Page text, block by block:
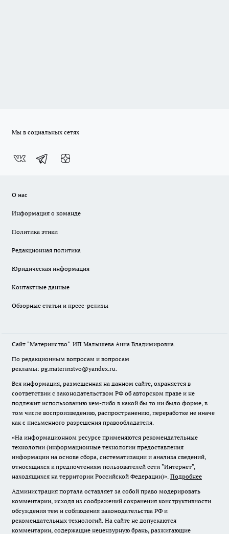
Мы в социальных сетях
О нас
Информация о команде
Политика этики
Редакционная политика
Юридическая информация
Контактные данные
Обзорные статьи и пресс-релизы
Сайт "Материнство". ИП Малышева Анна Владимировна.
По редакционным вопросам и вопросам
рекламы: pg.materinstvo@yandex.ru.
Вся информация, размещенная на данном сайте, охраняется в
соответствии с законодательством РФ об авторском праве и не
подлежит использованию кем-либо в какой бы то ни было форме, в
том числе воспроизведению, распространению, переработке не иначе
как с письменного разрешения правообладателя.
«На информационном ресурсе применяются рекомендательные
технологии (информационные технологии предоставления
информации на основе сбора, систематизации и анализа сведений,
относящихся к предпочтениям пользователей сети "Интернет",
находящихся на территории Российской Федерации)». Подробнее
Администрация портала оставляет за собой право модерировать
комментарии, исходя из соображений сохранения конструктивности
обсуждения тем и соблюдения законодательства РФ и
рекомендательных технологий. На сайте не допускаются
комментарии, содержащие нецензурную брань, разжигающие